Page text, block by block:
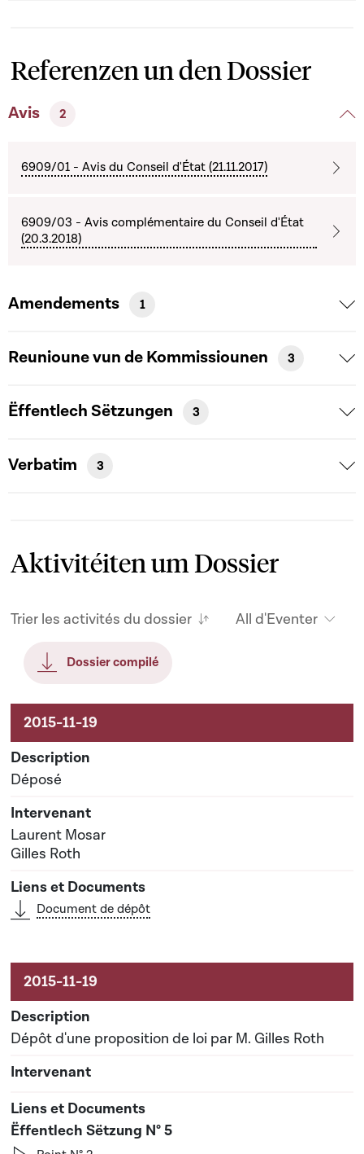
Referenzen un den Dossier
Avis 2
6909/01 - Avis du Conseil d'État (21.11.2017)
6909/03 - Avis complémentaire du Conseil d'État
(20.3.2018)
Amendements 1
Reunioune vun de Kommissiounen 3
Ëffentlech Sëtzungen 3
Verbatim 3
Aktivitéiten um Dossier
Trier les activités du dossier All d'Eventer
Dossier compilé
Aktivitéiten um Dossier
Déposé
Laurent Mosar
Gilles Roth
Document de dépôt
Dépôt d'une proposition de loi par M. Gilles Roth
Ëffentlech Sëtzung N° 5